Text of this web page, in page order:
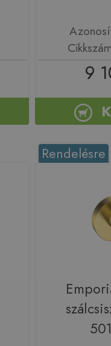
9
Rendelésre